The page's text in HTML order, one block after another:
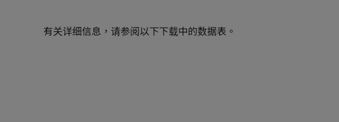
有关详细信息，请参阅以下下载中的数据表。